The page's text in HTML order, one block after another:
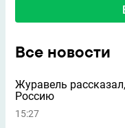
Все новости
Журавель
Россию
15:27